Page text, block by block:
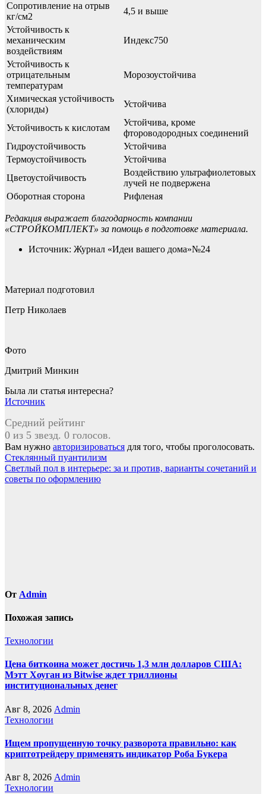
Сопротивление на отрыв
кг/см2
4,5 и выше
Устойчивость к
механическим
воздействиям
Индекс750
Устойчивость к
отрицательным
температурам
Морозоустойчива
Химическая устойчивость
(хлориды)
Устойчива
Устойчивость к кислотам
Устойчива, кроме
фтороводородных соединений
Гидроустойчивость
Устойчива
Термоустойчивость
Устойчива
Цветоустойчивость
Воздействию ультрафиолетовых
лучей не подвержена
Оборотная сторона
Рифленая
Редакция выражает благодарность компании
«СТРОЙКОМПЛЕКТ» за помощь в подготовке материала.
Источник: Журнал «Идеи вашего дома»№24
Материал подготовил
Петр Николаев
Фото
Дмитрий Минкин
Была ли статья интересна?
Источник
Средний рейтинг
0 из 5 звезд. 0 голосов.
Вам нужно авторизироваться для того, чтобы проголосовать.
Навигация
по
Стеклянный пуантилизм
Светлый пол в интерьере: за и против, варианты сочетаний и
советы по оформлению
От Admin
Похожая запись
Технологии
Цена биткоина может достичь 1,3 млн долларов США:
Мэтт Хоуган из Bitwise ждет триллионы
институциональных денег
Авг 8, 2026 Admin
Технологии
Ищем пропущенную точку разворота правильно: как
криптотрейдеру применять индикатор Роба Букера
Авг 8, 2026 Admin
Технологии